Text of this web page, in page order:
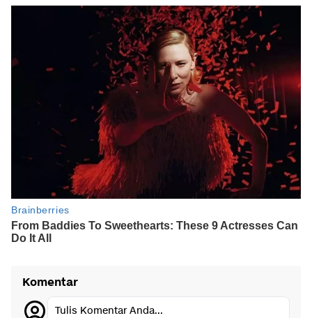
Komentar
Tulis Komentar Anda...